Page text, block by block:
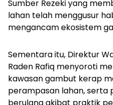
Sumber Rezeki yang
lahan telah menggusur
mengancam ekosistem
Sementara itu, Direktur
Raden Rafiq menyoroti
kawasan gambut kerap
perampasan lahan, serta